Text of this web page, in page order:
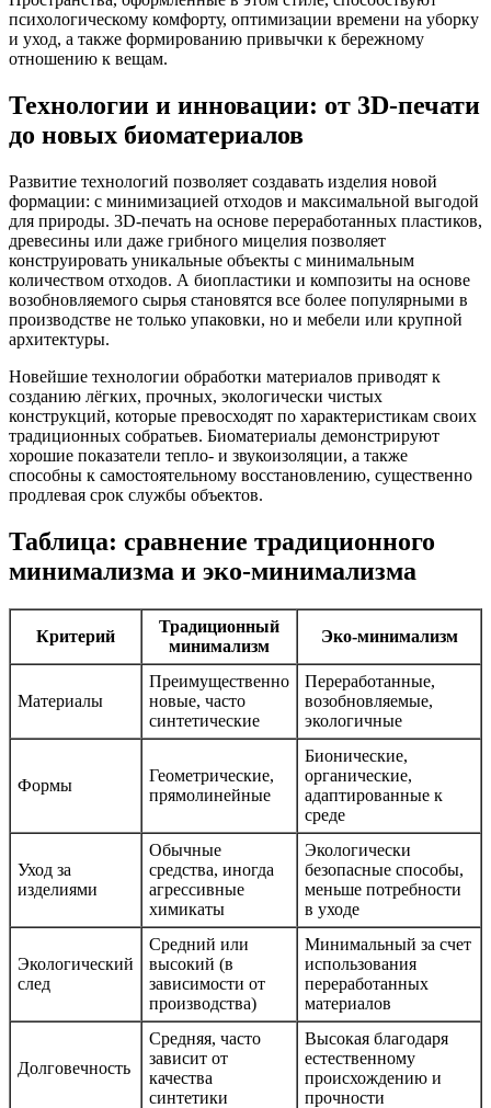
психологическому комфорту, оптимизации времени на уборку
и уход, а также формированию привычки к бережному
отношению к вещам.
Технологии и инновации: от 3D-печати
до новых биоматериалов
Развитие технологий позволяет создавать изделия новой
формации: с минимизацией отходов и максимальной выгодой
для природы. 3D-печать на основе переработанных пластиков,
древесины или даже грибного мицелия позволяет
конструировать уникальные объекты с минимальным
количеством отходов. А биопластики и композиты на основе
возобновляемого сырья становятся все более популярными в
производстве не только упаковки, но и мебели или крупной
архитектуры.
Новейшие технологии обработки материалов приводят к
созданию лёгких, прочных, экологически чистых
конструкций, которые превосходят по характеристикам своих
традиционных собратьев. Биоматериалы демонстрируют
хорошие показатели тепло- и звукоизоляции, а также
способны к самостоятельному восстановлению, существенно
продлевая срок службы объектов.
Таблица: сравнение традиционного
минимализма и эко-минимализма
Критерий
Традиционный
минимализм
Эко-минимализм
Материалы
Преимущественно
новые, часто
синтетические
Переработанные,
возобновляемые,
экологичные
Формы
Геометрические,
прямолинейные
Бионические,
органические,
адаптированные к
среде
Уход за
изделиями
Обычные
средства, иногда
агрессивные
химикаты
Экологически
безопасные способы,
меньше потребности
в уходе
Экологический
след
Средний или
высокий (в
зависимости от
производства)
Минимальный за счет
использования
переработанных
материалов
Долговечность
Средняя, часто
зависит от
качества
синтетики
Высокая благодаря
естественному
происхождению и
прочности